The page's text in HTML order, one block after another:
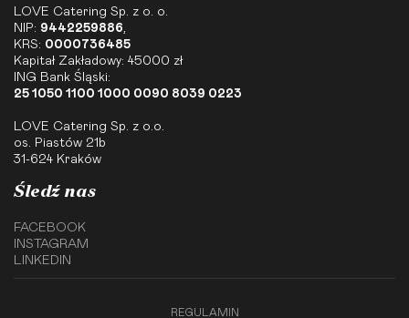
LOVE Catering Sp. z o. o.
NIP: 9442259886
KRS: 0000736485
Kapitał Zakładowy: 45000 zł
ING Bank Śląski:
25 1050 1100 1000 0090 8039 0223
LOVE Catering Sp. z o.o.
os. Piastów 21b
31-624 Kraków
Śledź nas
FACEBOOK
INSTAGRAM
LINKEDIN
REGULAMIN